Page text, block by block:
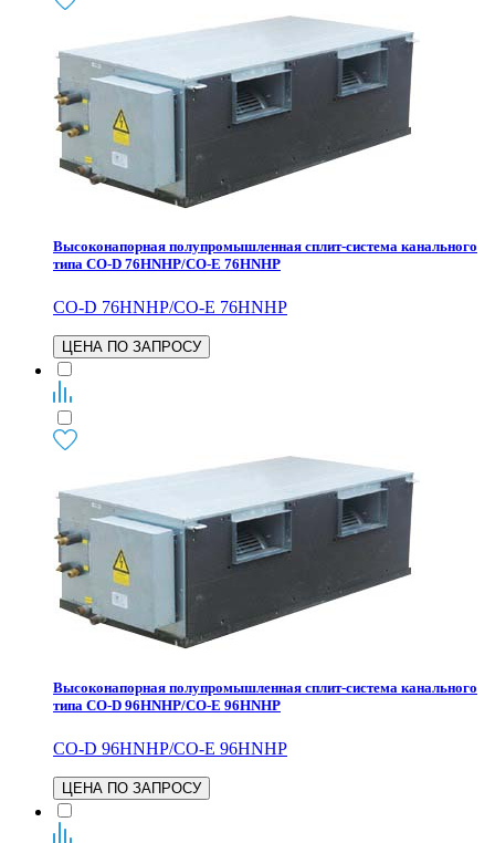
Высоконапорная полупромышленная сплит-система канального
типа CO-D 76HNHP/CO-E 76HNHP
CO-D 76HNHP/CO-E 76HNHP
ЦЕНА ПО ЗАПРОСУ
Высоконапорная полупромышленная сплит-система канального
типа CO-D 96HNHP/CO-E 96HNHP
CO-D 96HNHP/CO-E 96HNHP
ЦЕНА ПО ЗАПРОСУ